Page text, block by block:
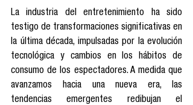
La industria del entretenimiento ha sido
testigo de transformaciones significativas en
la última década, impulsadas por la evolución
tecnológica y cambios en los hábitos de
consumo de los espectadores. A medida que
avanzamos hacia una nueva era, las
tendencias emergentes redibujan el